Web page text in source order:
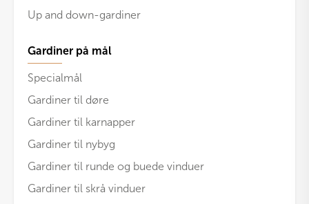
Up and down-gardiner
Gardiner på mål
Specialmål
Gardiner til døre
Gardiner til karnapper
Gardiner til nybyg
Gardiner til runde og buede vinduer
Gardiner til skrå vinduer